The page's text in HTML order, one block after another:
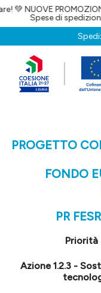
OGNI GIORNO
gratuite per
PROGETTO
FONDO
PR
Priorità
Azione 1.2.3 -